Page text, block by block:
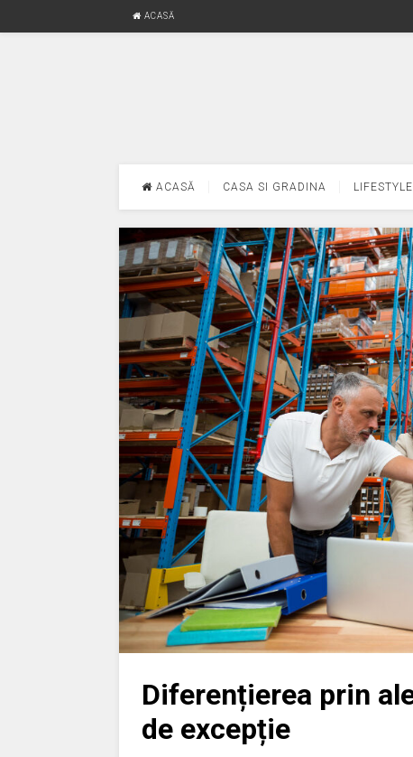
ACASĂ
ACASĂ CASA SI GRADINA LIFESTYLE
Diferențierea prin
de excepție